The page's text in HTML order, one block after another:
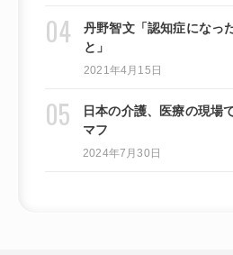
丹野智文「認知症になっ
と」
2021年4月15日
日本の介護、医療の現場
マフ
2024年7月30日